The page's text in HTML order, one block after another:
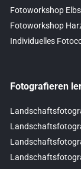
Fotoworkshop
Fotoworkshop
Individuelles
Fotografieren